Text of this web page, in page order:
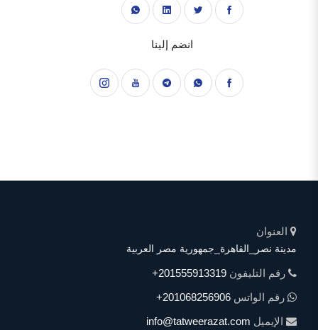
انضم إلينا
العنوان
مدينة نصر_القاهرة_جمهورية مصر العربية
رقم التليفون +201555913319
رقم الواتس +201068256906
الإيميل info@tatweerazat.com